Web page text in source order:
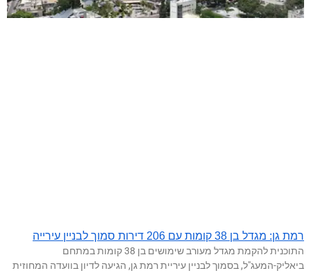
רמת גן: מגדל בן 38 קומות עם 206 דירות סמוך לבניין עירייה
התוכנית להקמת מגדל מעורב שימושים בן 38 קומות במתחם
ביאליק-המעג"ל, בסמוך לבניין עיריית רמת גן, הגיעה לדיון בוועדה המחוזית